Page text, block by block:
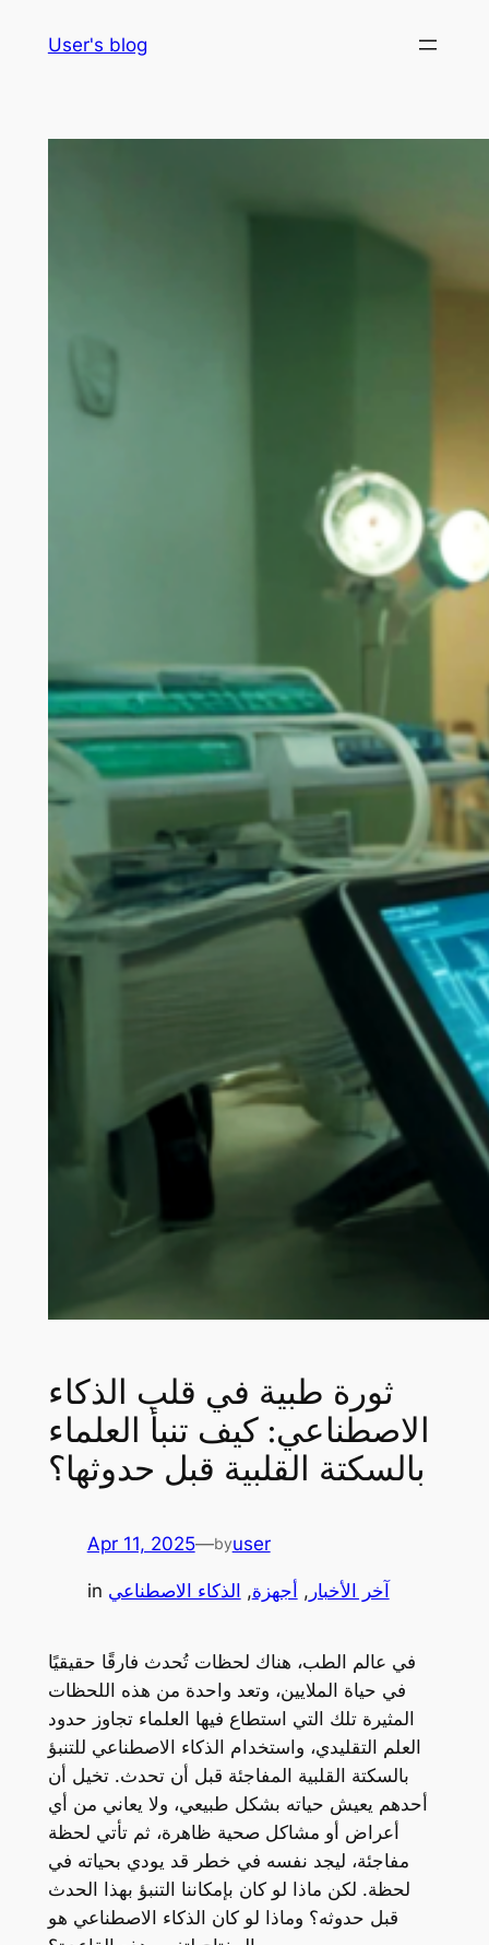
User's blog
ثورة طبية في قلب الذكاء
الاصطناعي: كيف تنبأ العلماء
بالسكتة القلبية قبل حدوثها؟
Apr 11, 2025—byuser
in آخر الأخبار , أجهزة, الذكاء الاصطناعي
في عالم الطب، هناك لحظات تُحدث فارقًا حقيقيًا
في حياة الملايين، وتعد واحدة من هذه اللحظات
المثيرة تلك التي استطاع فيها العلماء تجاوز حدود
العلم التقليدي، واستخدام الذكاء الاصطناعي للتنبؤ
بالسكتة القلبية المفاجئة قبل أن تحدث. تخيل أن
أحدهم يعيش حياته بشكل طبيعي، ولا يعاني من أي
أعراض أو مشاكل صحية ظاهرة، ثم تأتي لحظة
مفاجئة، ليجد نفسه في خطر قد يودي بحياته في
لحظة. لكن ماذا لو كان بإمكاننا التنبؤ بهذا الحدث
قبل حدوثه؟ وماذا لو كان الذكاء الاصطناعي هو